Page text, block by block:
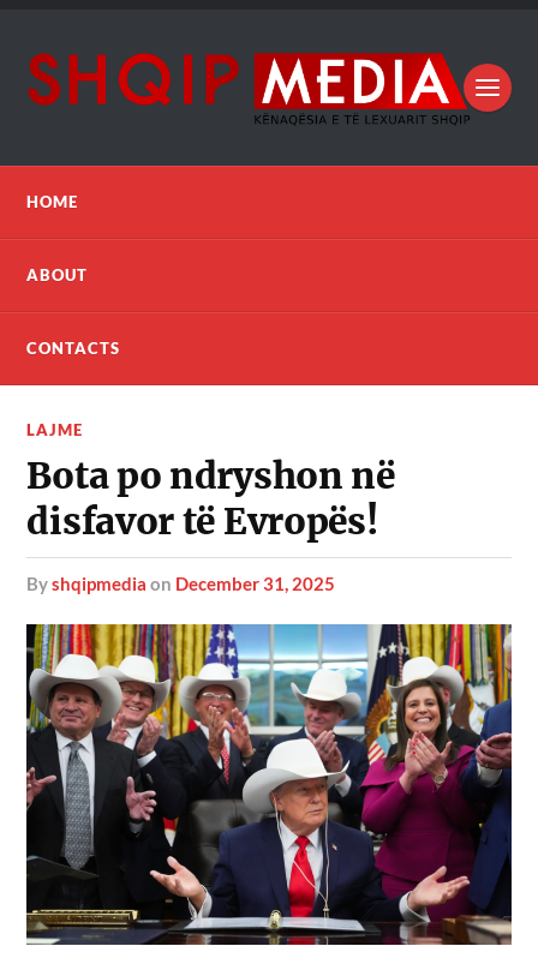
HOME
ABOUT
CONTACTS
LAJME
Bota po ndryshon në
disfavor të Evropës!
byshqipmedia on December 31, 2025